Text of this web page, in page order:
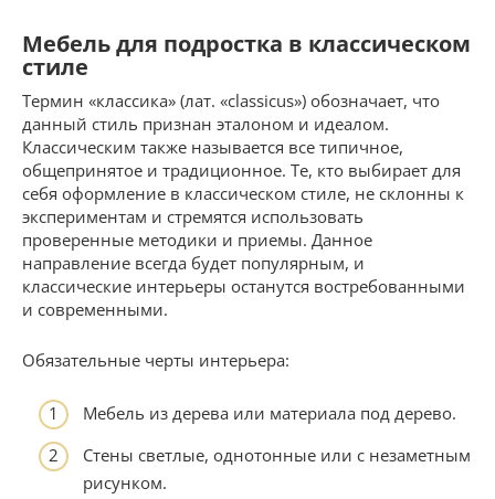
Мебель для подростка в классическом
стиле
Термин «классика» (лат. «classicus») обозначает, что
данный стиль признан эталоном и идеалом.
Классическим также называется все типичное,
общепринятое и традиционное. Те, кто выбирает для
себя оформление в классическом стиле, не склонны к
экспериментам и стремятся использовать
проверенные методики и приемы. Данное
направление всегда будет популярным, и
классические интерьеры останутся востребованными
и современными.
Обязательные черты интерьера:
Мебель из дерева или материала под дерево.
Стены светлые, однотонные или с незаметным
рисунком.